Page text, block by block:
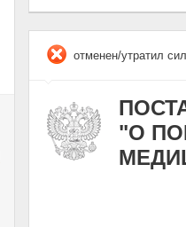
отменен/утратил
"О